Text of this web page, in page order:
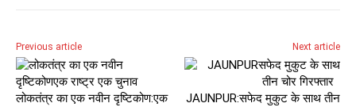
Previous article
लोकतंत्र का एक नवीन दृष्टिकोण:एक
Next article
JAUNPUR:सफेद मुकुट के साथ तीन